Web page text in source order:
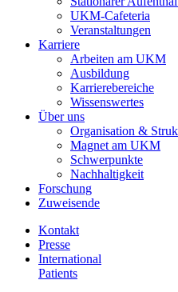
UKM-Cafeteria
Veranstaltungen
Karriere
Arbeiten am UKM
Ausbildung
Karrierebereiche
Wissenswertes
Über uns
Organisation &
Magnet am UKM
Schwerpunkte
Nachhaltigkeit
Forschung
Zuweisende
Kontakt
Presse
International
Patients